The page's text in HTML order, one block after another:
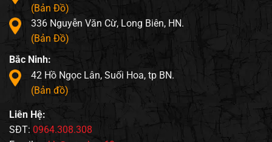
(Bản Đồ)
336 Nguyễn Văn Cừ, Long Biên, HN.
(Bản Đồ)
Bắc Ninh:
42 Hồ Ngọc Lân, Suối Hoa, tp BN.
(Bản đồ)
Liên Hệ:
SĐT: 0964.308.308